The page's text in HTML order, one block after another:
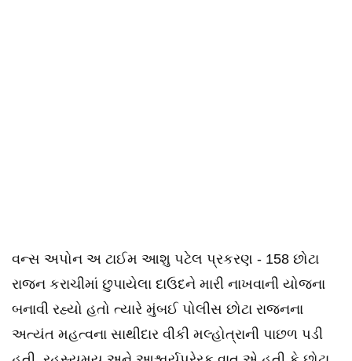
વન્સ અપોન અ ટાઈમ આશુ પટેલ પ્રકરણ - 158 છોટા
રાજન કરાચીમાં છુપાયેલા દાઉદને મારી નાખવાની યોજના
બનાવી રહ્યો હતો ત્યારે મુંબઈ પોલીસ છોટા રાજનના
અત્યંત મહત્વના સાથીદાર વીકી મલ્હોત્રાની પાછળ પડી